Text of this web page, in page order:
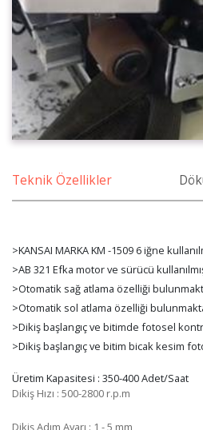
Teknik Özellikler
>KANSAI MARKA KM -1509 6 iğne
>AB 321 Efka motor ve sürücü
>Otomatik sağ atlama özelliği
>Otomatik sol atlama özelliği
>Dikiş başlangıç ve bitimde fotosel
>Dikiş başlangıç ve bitim bicak kesim
Üretim Kapasitesi : 350-400 Adet/Saat
Dikiş Hızı : 500-2800 r.p.m
Dikiş Adım Ayarı : 1 - 5 mm